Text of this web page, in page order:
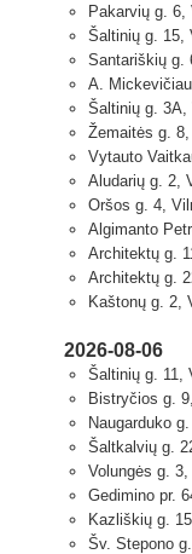
Pakarvių g. 6,
Šaltinių g. 15,
Santariškių g.
A.
Šaltinių g. 3A,
Žemaitės g.
Vytauto
Aludarių g. 2,
Oršos g. 4,
Algimanto
Architektų g.
Architektų g.
Kaštonų g. 2,
2026-08-06
Šaltinių g. 11,
Bistryčios g.
Naugarduko
Šaltkalvių g.
Volungės g.
Gedimino pr.
Kazliškių g.
Šv. Stepono